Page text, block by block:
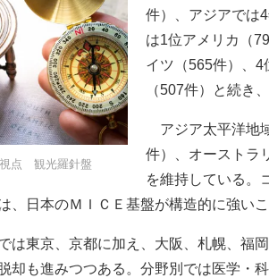
点 観光羅針盤
件）、アジアでは
は1位アメリカ（
イツ（565件）、4
（507件）と続き
アジア太平洋地
件）、オーストラ
を維持している。
、日本のＭＩＣＥ基盤が構造的に強いこ
は東京、京都に加え、大阪、札幌、福
却も進みつつある。分野別では医学・